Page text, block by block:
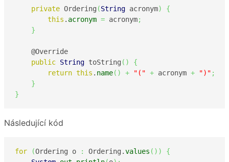
private Ordering (String acronym)
{
this . acronym = acronym;
}
    @Override
public String toString ( )
{
return this . name( ) + "(" + acronym + ")" ;
}
}
Následující kód
for (Ordering o : Ordering.values ( ) )
{